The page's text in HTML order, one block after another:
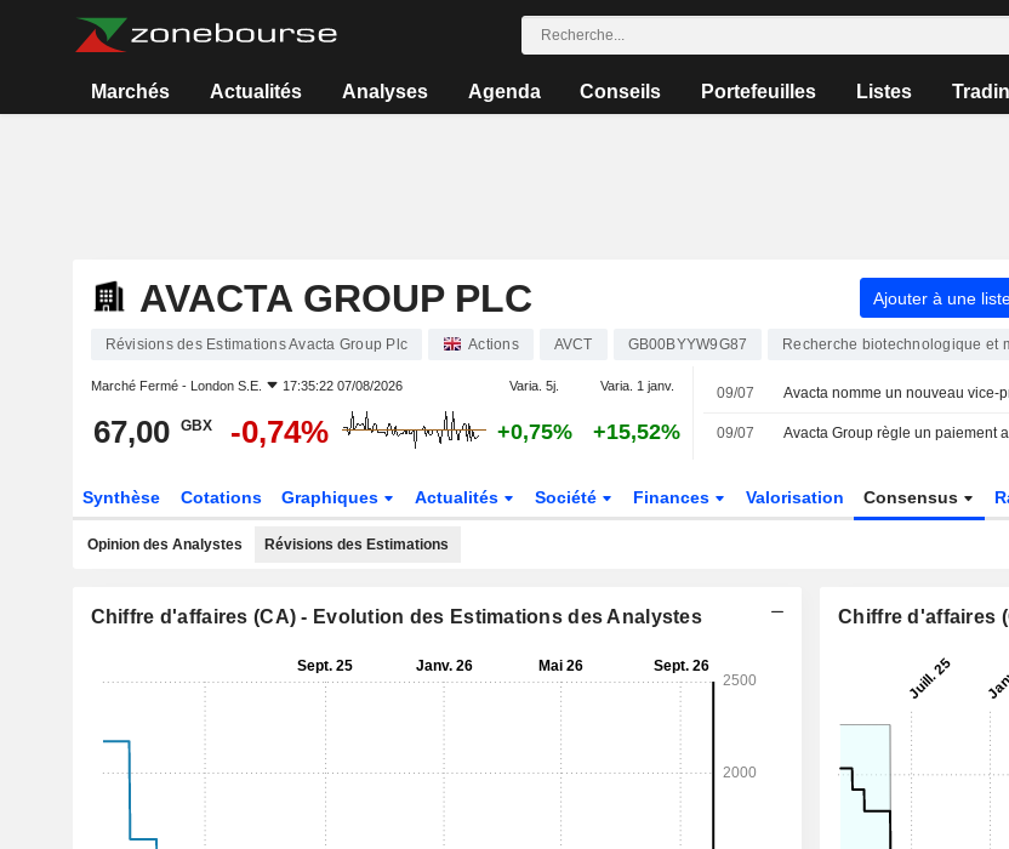
Marchés Actualités Analyses Agenda Conseils Portefeuilles Listes
AVACTA GROUP PLC Ajouter à une
Révisions des Estimations Avacta Group Plc Actions AVCT GB00BYYW9G87 Recherche biotechnologique et
Marché Fermé - London S.E. 17:35:22 07/08/2026 Varia. 5j. Varia. 1 janv.
67,00 GBX -0,74% +0,75% +15,52%
09/07
09/07
Synthèse Cotations Graphiques Actualités Société Finances Valorisation Consensus
Opinion des Analystes Révisions des Estimations
Chiffre d'affaires (CA) - Evolution des Estimations des Analystes Chiffre d'affaires